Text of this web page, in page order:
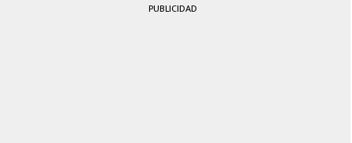
PUBLICIDAD